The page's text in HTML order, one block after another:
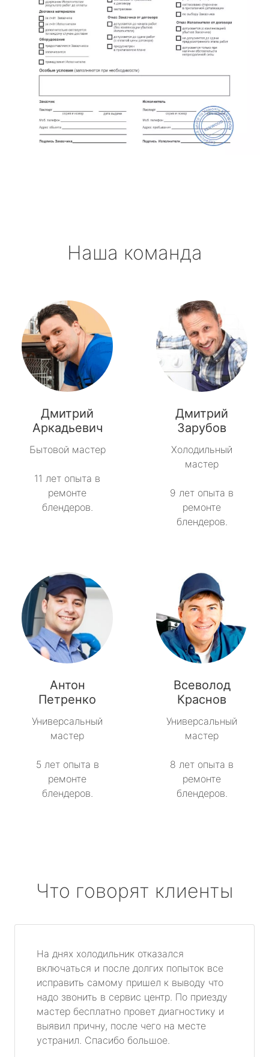
Наша команда
Дмитрий
Аркадьевич
Бытовой мастер
11 лет опыта в
ремонте
блендеров.
Дмитрий
Зарубов
Холодильный
мастер
9 лет опыта в
ремонте
блендеров.
Антон
Петренко
Универсальный
мастер
5 лет опыта в
ремонте
блендеров.
Всеволод
Краснов
Универсальный
мастер
8 лет опыта в
ремонте
блендеров.
Что говорят клиенты
На днях холодильник отказался
включаться и после долгих попыток все
исправить самому пришел к выводу что
надо звонить в сервис центр. По приезду
мастер бесплатно провет диагностику и
выявил причну, после чего на месте
устранил. Спасибо большое.